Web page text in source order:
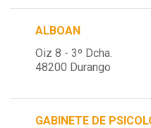
ALBOAN
Oiz 8 - 3º Dcha.
48200 Durango
GABINETE DE